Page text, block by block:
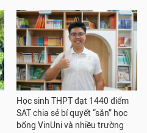
Học sinh THPT đạt 1440 điểm
SAT chia sẻ bí quyết “săn” học
bổng VinUni và nhiều trường